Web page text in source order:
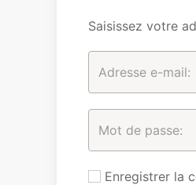
Saisissez votre
Enregistrer la